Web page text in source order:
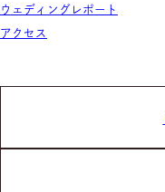
ウェディングレポート
アクセス